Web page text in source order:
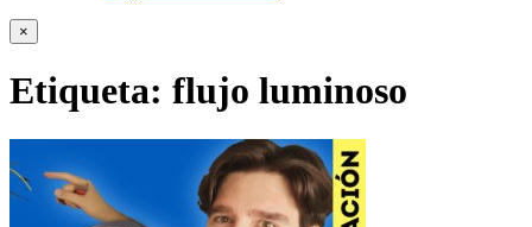
×
Etiqueta: flujo luminoso